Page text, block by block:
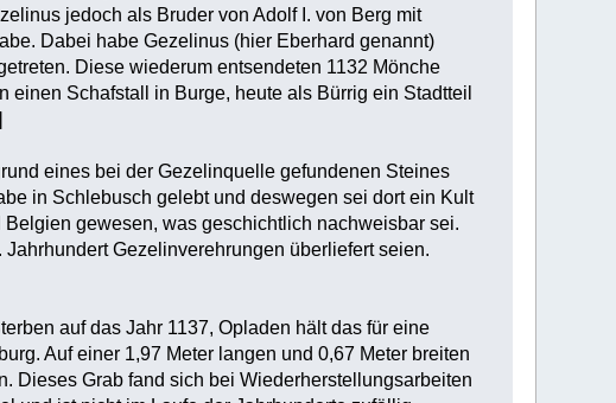
jedoch als Bruder von Adolf I. von Berg mit
Dabei habe Gezelinus (hier Eberhard genannt)
Diese wiederum entsendeten 1132 Mönche
einen Schafstall in Burge, heute als Bürrig ein Stadtteil
eines bei der Gezelinquelle gefundenen Steines
in Schlebusch gelebt und deswegen sei dort ein Kult
gewesen, was geschichtlich nachweisbar sei.
Gezelinverehrungen überliefert seien.
auf das Jahr 1137, Opladen hält das für eine
Auf einer 1,97 Meter langen und 0,67 Meter breiten
Dieses Grab fand sich bei Wiederherstellungsarbeiten